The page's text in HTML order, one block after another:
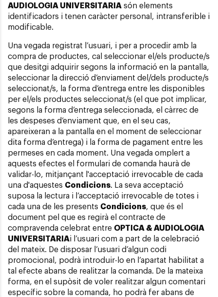
AUDIOLOGIA UNIVERSITARIA són elements
identificadors i tenen caràcter personal, intransferible i
modificable.
Una vegada registrat l’usuari, i per a procedir amb la
compra de productes, cal seleccionar el/els producte/s
que desitgi adquirir segons la informació en la pantalla,
seleccionar la direcció d’enviament del/dels producte/s
seleccionat/s, la forma d’entrega entre les disponibles
per el/els productes seleccionat/s (el que pot implicar,
segons la forma d’entrega seleccionada, el càrrec de
les despeses d’enviament que, en el seu cas,
apareixeran a la pantalla en el moment de seleccionar
dita forma d’entrega) i la forma de pagament entre les
permeses en cada moment. Una vegada omplert a
aquests efectes el formulari de comanda haurà de
validar-lo, mitjançant l'acceptació irrevocable de cada
una d'aquestes Condicions. La seva acceptació
suposa la lectura i l’acceptació irrevocable de totes i
cada una de les presents Condicions, que és el
document pel que es regirà el contracte de
compravenda celebrat entre OPTICA & AUDIOLOGIA
UNIVERSITARIAi l’usuari com a part de la celebració
del mateix. De disposar l’usuari d’algun codi
promocional, podrà introduir-lo en l’apartat habilitat a
tal efecte abans de realitzar la comanda. De la mateixa
forma, en el supòsit de voler realitzar algun comentari
específic sobre la comanda, ho podrà fer abans de